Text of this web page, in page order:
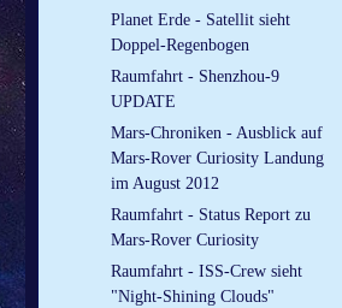
Planet Erde - Satellit sieht
Doppel-Regenbogen
Raumfahrt - Shenzhou-9
UPDATE
Mars-Chroniken - Ausblick auf
Mars-Rover Curiosity Landung
im August 2012
Raumfahrt - Status Report zu
Mars-Rover Curiosity
Raumfahrt - ISS-Crew sieht
"Night-Shining Clouds"